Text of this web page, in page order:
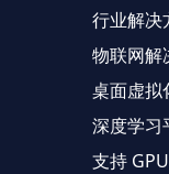
行业解决
物联网解
桌面虚拟
深度学习
支持